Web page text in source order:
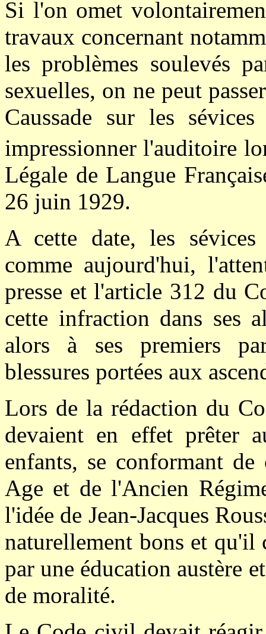
Si l'on omet
travaux concernant
les problèmes soulevés
sexuelles, on ne peut
Caussade sur les
impressionner l'auditoire
Légale de Langue
26 juin 1929.
A cette date, les
comme aujourd'hui,
presse et l'article 312 du
cette infraction dans ses
alors à ses premiers
blessures portées aux
Lors de la rédaction du
devaient en effet prêter
enfants, se conformant
Age et de l'Ancien
l'idée de Jean-Jacques
naturellement bons et
par une éducation austère
de moralité.